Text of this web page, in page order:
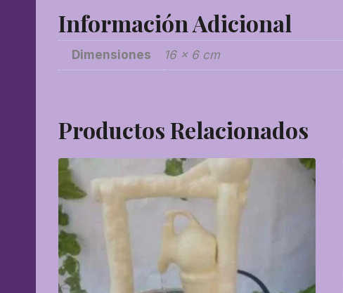
Información Adicional
Dimensiones 16 × 6 cm
Productos Relacionados